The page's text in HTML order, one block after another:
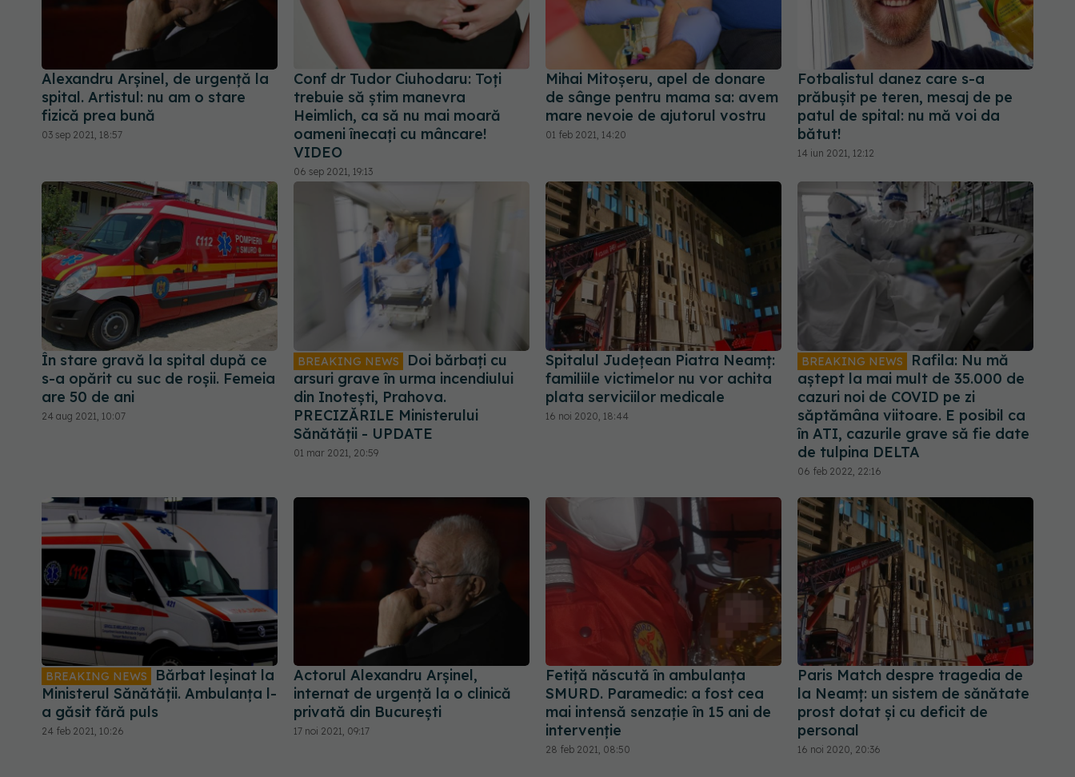
Alexandru Arșinel, de urgență la
spital. Artistul: nu am o stare
fizică prea bună
03 sep 2021, 18:57
Conf dr Tudor Ciuhodaru: Toți
trebuie să știm manevra
Heimlich, ca să nu mai moară
oameni înecați cu mâncare!
VIDEO
06 sep 2021, 19:13
Mihai Mitoșeru, apel de donare
de sânge pentru mama sa: avem
mare nevoie de ajutorul vostru
01 feb 2021, 14:20
Fotbalistul danez care s-a
prăbușit pe teren, mesaj de pe
patul de spital: nu mă voi da
bătut!
14 iun 2021, 12:12
În stare gravă la spital după ce
s-a opărit cu suc de roșii. Femeia
are 50 de ani
24 aug 2021, 10:07
BREAKING NEWS
Doi bărbați cu
arsuri grave în urma incendiului
din Inotești, Prahova.
PRECIZĂRILE Ministerului
Sănătății - UPDATE
01 mar 2021, 20:59
Spitalul Județean Piatra Neamț:
familiile victimelor nu vor achita
plata serviciilor medicale
16 noi 2020, 18:44
BREAKING NEWS
Rafila: Nu mă
aștept la mai mult de 35.000 de
cazuri noi de COVID pe zi
săptămâna viitoare. E posibil ca
în ATI, cazurile grave să fie date
de tulpina DELTA
06 feb 2022, 22:16
BREAKING NEWS
Bărbat leșinat la
Ministerul Sănătății. Ambulanța l-
a găsit fără puls
24 feb 2021, 10:26
Actorul Alexandru Arșinel,
internat de urgență la o clinică
privată din București
17 noi 2021, 09:17
Fetiță născută în ambulanța
SMURD. Paramedic: a fost cea
mai intensă senzație în 15 ani de
intervenție
28 feb 2021, 08:50
Paris Match despre tragedia de
la Neamț: un sistem de sănătate
prost dotat și cu deficit de
personal
16 noi 2020, 20:36